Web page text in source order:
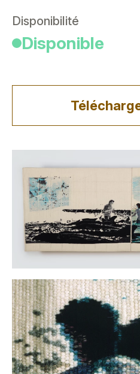
Disponibilité
Disponible